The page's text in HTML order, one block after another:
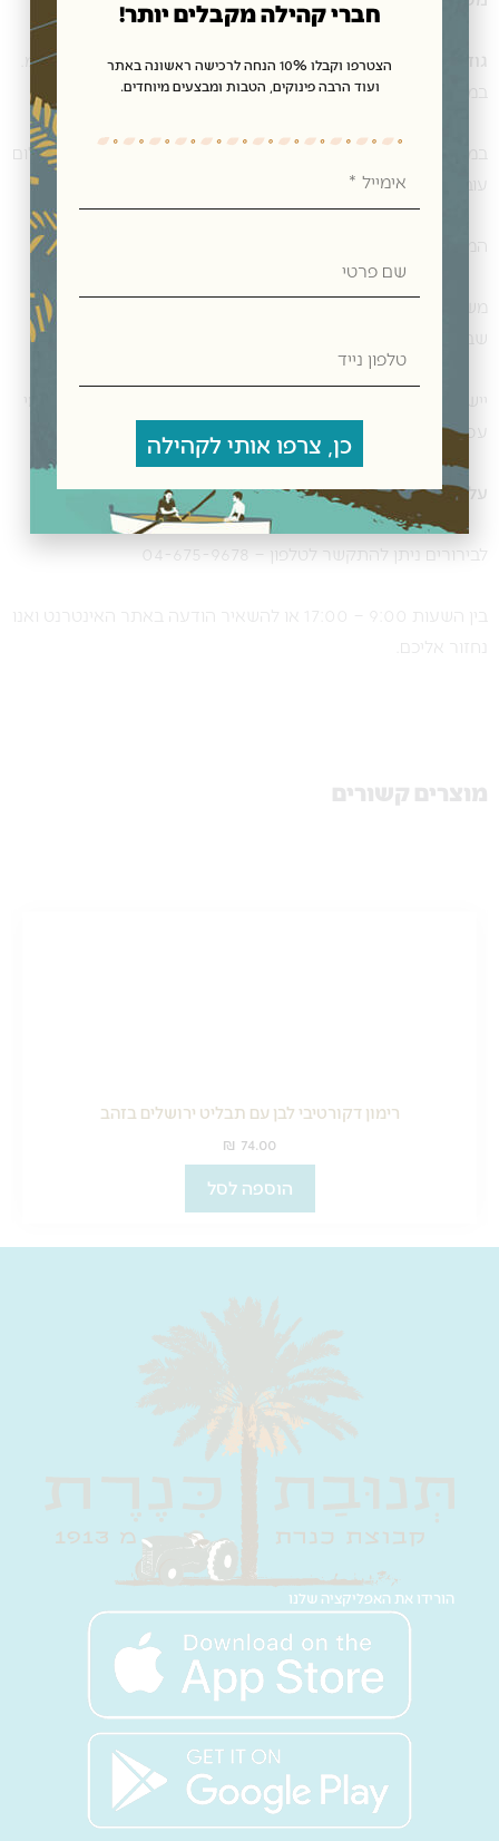
גודל ומשקל חבילה:
אורך: 50 ס”מ גובה: 40 ס”מ, רוחב: 40 ס”מ.
במידה והחבילה חורגת מהמידות הנ”ל, אנו נתקשר להוספת תשלום
עובר משלוח נוסף.
משלוח עד הבית עד 5 ימי עסקים, (לא כולל יום ההזמנה, שישי,
שבת וחג).
עסקים.
ע לות משלוח חבילה– 35 ₪.
לבירורים ניתן להתקשר לטלפון – 04-675-9678
בין השעות 9:00 – 17:00 או להשאיר הודעה באתר האינטרנט ואנו
נחזור אליכם.
מוצרים קשורים
רימון דקורטיבי לבן עם תבליט ירושלים בזהב
₪ 74.00
הוספה לסל
הורידו את האפליקציה שלנו
חברי קהילה מקבלים יותר!
הצטרפו וקבלו 10% הנחה לרכישה ראשונה באתר
ועוד הרבה פינוקים, הטבות ומבצעים מיוחדים.
פרטי
נייד
כן, צרפו אותי לקהילה